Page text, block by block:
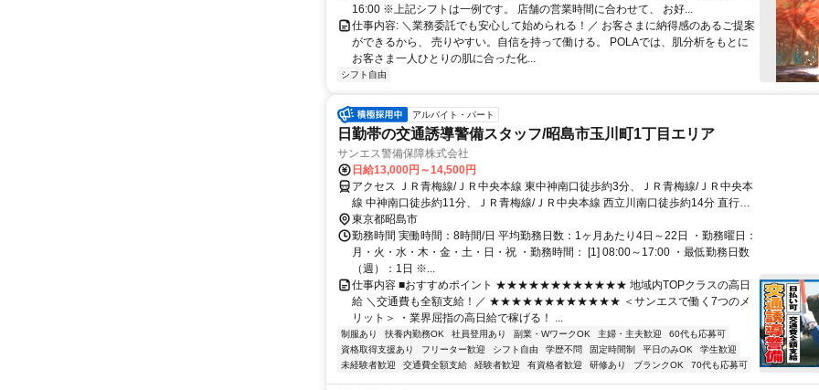
16:00 ※上記シフトは一例です。 店舗の営業時間に合わせて、 お好...
仕事内容: ＼業務委託でも安心して始められる！／ お客さまに納得感のあるご提案
ができるから、 売りやすい。自信を持って働ける。 POLAでは、肌分析をもとに
お客さま一人ひとりの肌に合った化...
シフト自由
アルバイト・パート
日勤帯の交通誘導警備スタッフ/昭島市玉川町1丁目エリア
サンエス警備保障株式会社
日給13,000円～14,500円
アクセス ＪＲ青梅線/ＪＲ中央本線 東中神南口徒歩約3分、ＪＲ青梅線/ＪＲ中央本
線 中神南口徒歩約11分、ＪＲ青梅線/ＪＲ中央本線 西立川南口徒歩約14分 直行直
帰OK＊交通費全額支給＊立川支社（「立川駅」南口より徒歩3分程度）※支社が複
数ある為、自宅の最寄りなどお近くの支社での面接OK！
東京都昭島市
勤務時間 実働時間：8時間/日 平均勤務日数：1ヶ月あたり4日～22日 ・勤務曜日：
月・火・水・木・金・土・日・祝 ・勤務時間： [1] 08:00～17:00 ・最低勤務日数
（週）：1日 ※...
仕事内容 ■おすすめポイント ★★★★★★★★★★★★ 地域内TOPクラスの高日
給 ＼交通費も全額支給！／ ★★★★★★★★★★★★ ＜サンエスで働く7つのメ
リット＞ ・業界屈指の高日給で稼げる！ ...
制服あり 扶養内勤務OK 社員登用あり 副業・WワークOK 主婦・主夫歓迎
60代も応募可
資格取得支援あり
フリーター歓迎 シフト自由 学歴不問 固定時間制 平日のみOK
学生歓迎
未経験者歓迎
交通費全額支給 経験者歓迎 有資格者歓迎 研修あり ブランクOK 70代も応募可